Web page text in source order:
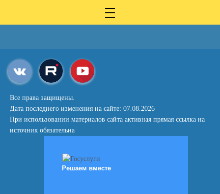
Все права защищены.
Дата последнего изменения на сайте: 07.08.2026
При использовании материалов сайта активная прямая ссылка на
источник обязательна
Решаем вместе